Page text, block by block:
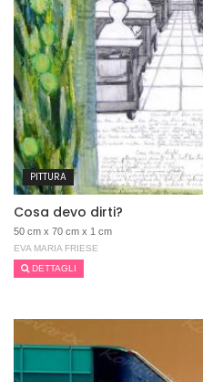
PITTURA
Cosa devo dirti?
50 cm x 70 cm x 1 cm
EVA MARIA FRIESE
DETTAGLI